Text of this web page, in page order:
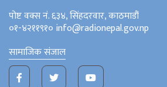
पोष्ट वक्स नं. ६३४, सिंहदरवार, काठमाडौं
०१-४२११९१० info@radionepal.gov.np
सामाजिक संजाल